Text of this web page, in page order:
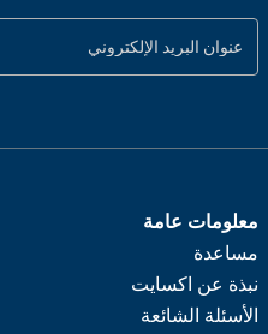
معلومات عامة
مساعدة
نبذة عن اكسايت
الأسئلة الشائعة